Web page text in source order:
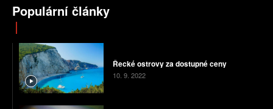
Populární články
Řecké ostrovy za dostupné ceny
10. 9. 2022